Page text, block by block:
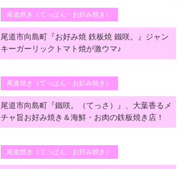
尾道焼き（てっぱん・お好み焼き）
尾道市向島町『お好み焼 鉄板焼 鐵咲。』ジャン
キーガーリックトマト焼が激ウマ♪
尾道焼き（てっぱん・お好み焼き）
尾道市向島町『鐵咲。（てっさ）』、大葉香るメ
チャ旨お好み焼き＆海鮮・お肉の鉄板焼き店！
尾道焼き（てっぱん・お好み焼き）